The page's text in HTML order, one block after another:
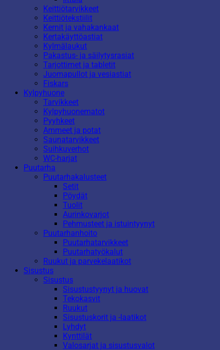
Keittiötarvikkeet
Keittiötekstiilit
Kernit ja vahakankaat
Kertakäyttöastiat
Kylmälaukut
Pakastus- ja säilytysrasiat
Tarjottimet ja tabletit
Juomapullot ja vesiastiat
Fiskars
Kylpyhuone
Tarvikkeet
Kylpyhuonematot
Pyyhkeet
Ammeet ja potat
Saunatarvikkeet
Suihkuverhot
WC-harjat
Puutarha
Puutarhakalusteet
Setit
Pöydät
Tuolit
Aurinkovarjot
Pehmusteet ja istuintyynyt
Puutarhanhoito
Puutarhatarvikkeet
Puutarhatyökalut
Ruukut ja parvekelaatikot
Sisustus
Sisustus
Sisustustyynyt ja huovat
Tekokasvit
Ruukut
Sisustuskorit ja -laatikot
Lyhdyt
Kynttilät
Valosarjat ja sisustusvalot